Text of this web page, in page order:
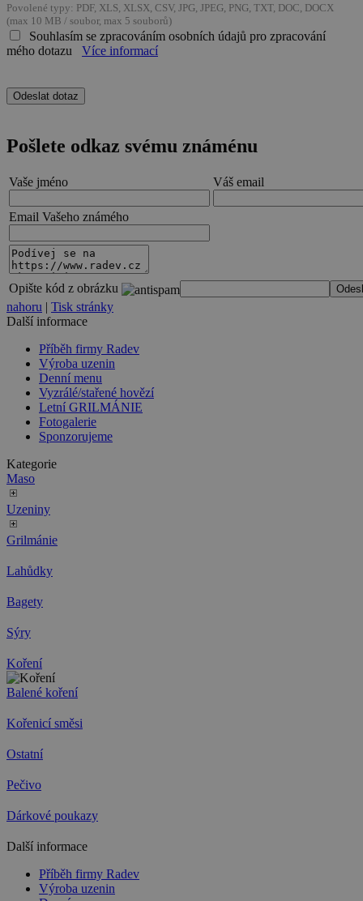
Povolené typy: PDF, XLS, XLSX, CSV, JPG, JPEG, PNG, TXT, DOC, DOCX
(max 10 MB / soubor, max 5 souborů)
Souhlasím se zpracováním osobních údajů pro zpracování
mého dotazu
Více informací
Pošlete odkaz svému známénu
Vaše jméno Váš email
Email Vašeho známého
Opište kód z obrázku
nahoru | Tisk stránky
Další informace
Příběh firmy Radev
Výroba uzenin
Denní menu
Vyzrálé/stařené hovězí
Letní GRILMÁNIE
Fotogalerie
Sponzorujeme
Kategorie
Maso
Uzeniny
Grilmánie
Lahůdky
Bagety
Sýry
Koření
Balené koření
Kořenicí směsi
Ostatní
Pečivo
Dárkové poukazy
Další informace
Příběh firmy Radev
Výroba uzenin